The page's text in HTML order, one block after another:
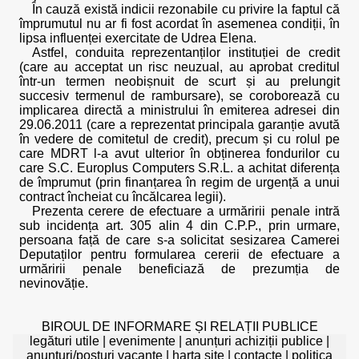
În cauză există indicii rezonabile cu privire la faptul că
împrumutul nu ar fi fost acordat în asemenea condiții, în
lipsa influenței exercitate de Udrea Elena.
Astfel, conduita reprezentanților instituției de credit
(care au acceptat un risc neuzual, au aprobat creditul
într-un termen neobișnuit de scurt și au prelungit
succesiv termenul de rambursare), se coroborează cu
implicarea directă a ministrului în emiterea adresei din
29.06.2011 (care a reprezentat principala garanție avută
în vedere de comitetul de credit), precum și cu rolul pe
care MDRT l-a avut ulterior în obținerea fondurilor cu
care S.C. Europlus Computers S.R.L. a achitat diferența
de împrumut (prin finanțarea în regim de urgență a unui
contract încheiat cu încălcarea legii).
Prezenta cerere de efectuare a urmăririi penale intră
sub incidența art. 305 alin 4 din C.P.P., prin urmare,
persoana față de care s-a solicitat sesizarea Camerei
Deputaților pentru formularea cererii de efectuare a
urmăririi penale beneficiază de prezumția de
nevinovăție.
BIROUL DE INFORMARE ȘI RELAȚII PUBLICE
legături utile
evenimente anunțuri achiziții publice
anunțuri/posturi vacante
harta site contacte politica